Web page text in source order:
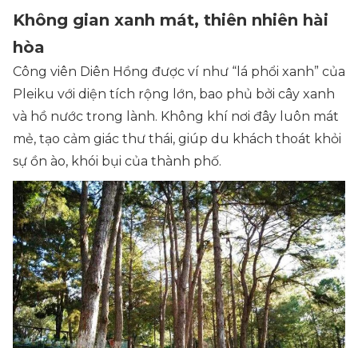
Không gian xanh mát, thiên nhiên hài
hòa
Công viên Diên Hồng được ví như “lá phổi xanh” của
Pleiku với diện tích rộng lớn, bao phủ bởi cây xanh
và hồ nước trong lành. Không khí nơi đây luôn mát
mẻ, tạo cảm giác thư thái, giúp du khách thoát khỏi
sự ồn ào, khói bụi của thành phố.